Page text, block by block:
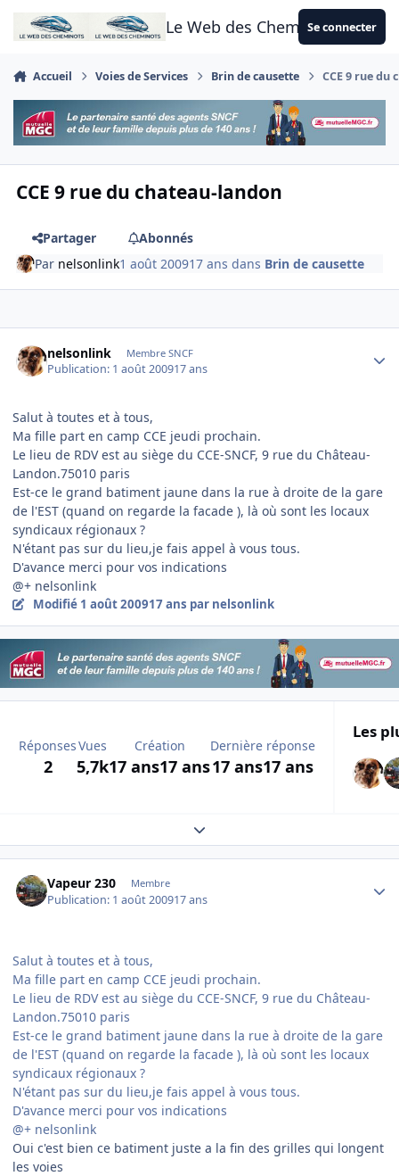
Aller au contenu
Le Web des CheminotsSe connecter
Accueil Voies de Services Brin de causette CCE 9 rue du
CCE 9 rue du chateau-landon
Partager
Abonnés
Par nelsonlink1 août 200917 ans dans Brin de causette
nelsonlink Membre SNCF
Publication: 1 août 200917 ans
Salut à toutes et à tous,
Ma fille part en camp CCE jeudi prochain.
Le lieu de RDV est au siège du CCE-SNCF, 9 rue du Château-
Landon.75010 paris
Est-ce le grand batiment jaune dans la rue à droite de la gare
de l'EST (quand on regarde la facade ), là où sont les locaux
syndicaux régionaux ?
N'étant pas sur du lieu,je fais appel à vous tous.
D'avance merci pour vos indications
@+ nelsonlink
Modifié 1 août 200917 ans par nelsonlink
Réponses
2
Vues
5,7k
Création
17 ans17 ans
Dernière réponse
17 ans17 ans
Les
Expand topic overview
Vapeur 230 Membre
Publication: 1 août 200917 ans
Salut à toutes et à tous,
Ma fille part en camp CCE jeudi prochain.
Le lieu de RDV est au siège du CCE-SNCF, 9 rue du Château-
Landon.75010 paris
Est-ce le grand batiment jaune dans la rue à droite de la gare
de l'EST (quand on regarde la facade ), là où sont les locaux
syndicaux régionaux ?
N'étant pas sur du lieu,je fais appel à vous tous.
D'avance merci pour vos indications
@+ nelsonlink
Oui c'est bien ce batiment juste a la fin des grilles qui longent
les voies